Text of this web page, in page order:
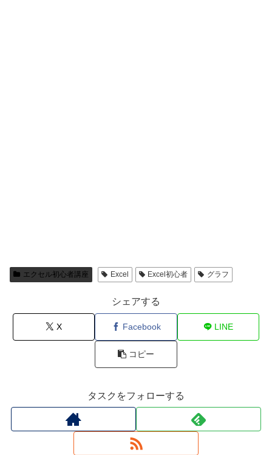
エクセル初心者講座 Excel Excel初心者 グラフ
シェアする
X Facebook LINE
コピー
タスクをフォローする